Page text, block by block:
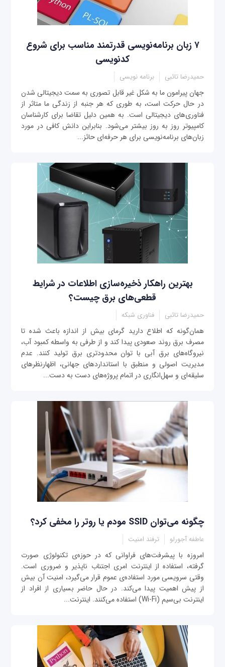
۷ زبان برنامه‌نویسی قدرتمند مناسب برای شروع
کدنویسی
حمیدرضا تائبی برنامه نویسی
جهان پیرامون ما به شکل غیر قابل تصوری به سمت دیجیتالی شدن
در حال حرکت است، به طوری که هر جنبه از زندگی ما متاثر از
فناوری‌های دیجیتالی است. به همین دلیل تقاضا برای کارشناسان
کامپیوتر روز به روز بیشتر می‌شود. بنابراین دانش کافی در مورد
زبان‌های برنامه‌نویسی برای هر حرفه‌ای حائز...
بهترین راهکار ذخیره‌سازی اطلاعات در شرایط
قطعی‌های برق چیست؟
حمیدرضا تائبی فناوری شبکه
همان‌گونه که اطلاع دارید گرمای بیش از اندازه باعث شده تا
مصرف برق روند صعودی پیدا کند و از طرفی به واسطه کمبود آب،
نیروگاه‌های برق آبی با توان محدودتری برق تولید کنند. عدم
مدیریت اصولی و منطبق با استانداردهای جهانی، اظهارنظرهای
سلیقه‌ای و سهل‌انگاری در اتمام پروژه‌های دست به دست...
چگونه می‌توان SSID مودم یا روتر را مخفی کرد؟
عاطفه آجورلو ترفند امنیت
امروزه با پیشرفت‌های فراوانی که در حوزه‌ی تکنولوژی صورت
گرفته، استفاده از اینترنت امری اجتناب ناپذیر و ضروری است.
وقتی سرویسی مورد استفاده‌ی عموم قرار می‌گیرد، امنیت آن بیش
از پیش اهمیت پیدا می‌کند. در حال حاضر بسیاری از افراد از
اینترنت بی‌سیم (Wi-Fi) استفاده می‌کنند. اینترنت...